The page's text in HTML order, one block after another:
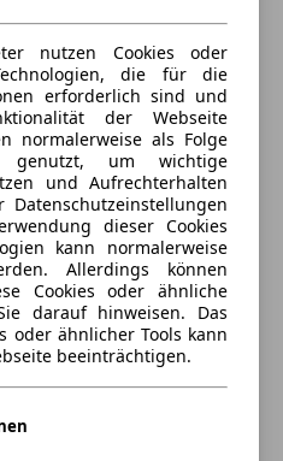
nutzen Cookies oder
die für die
erforderlich sind und
der Webseite
normalerweise als Folge
genutzt, um wichtige
und Aufrechterhalten
dieser Cookies
kann normalerweise
Allerdings können
Cookies oder ähnliche
darauf hinweisen. Das
oder ähnlicher Tools kann
beeinträchtigen.